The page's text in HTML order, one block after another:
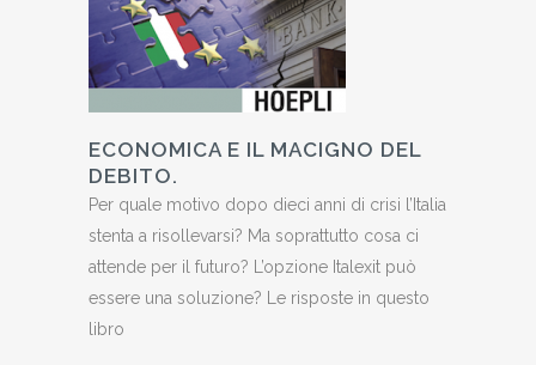
ECONOMICA E IL MACIGNO DEL
DEBITO.
Per quale motivo dopo dieci anni di crisi l’Italia
stenta a risollevarsi? Ma soprattutto cosa ci
attende per il futuro? L’opzione Italexit può
essere una soluzione? Le risposte in questo
libro